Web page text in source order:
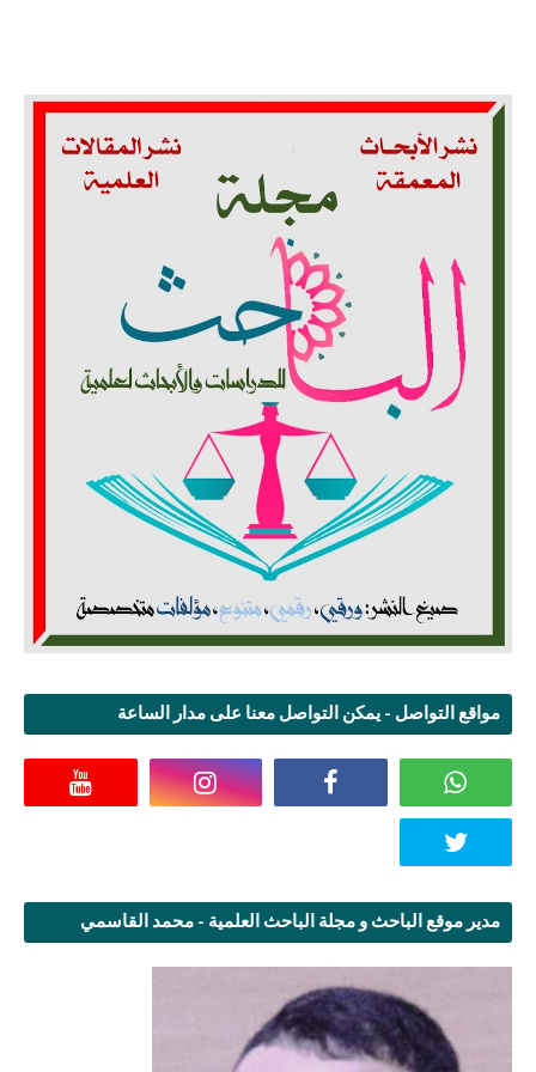
مواقع التواصل - يمكن التواصل معنا على مدار الساعة
مدير موقع الباحث و مجلة الباحث العلمية - محمد القاسمي